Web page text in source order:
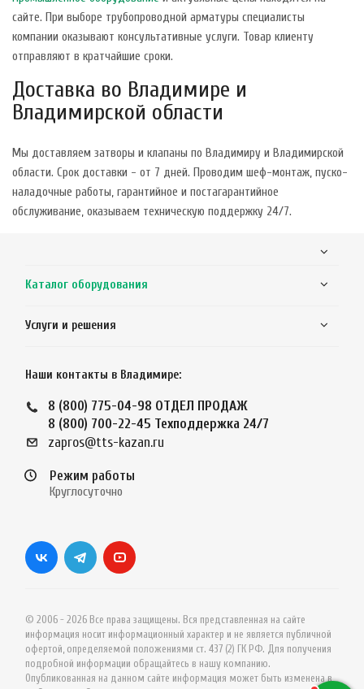
сайте. При выборе трубопроводной арматуры специалисты
компании оказывают консультативные услуги. Товар клиенту
отправляют в кратчайшие сроки.
Доставка во Владимире и
Владимирской области
Мы доставляем затворы и клапаны по Владимиру и Владимирской
области. Срок доставки - от 7 дней. Проводим шеф-монтаж, пуско-
наладочные работы, гарантийное и постагарантийное
обслуживание, оказываем техническую поддержку 24/7.
Каталог оборудования
Услуги и решения
Наши контакты в Владимире:
8 (800) 775-04-98 ОТДЕЛ ПРОДАЖ
8 (800) 700-22-45 Техподдержка 24/7
zapros@tts-kazan.ru
Режим работы
Круглосуточно
© 2006 - 2026 Все права защищены. Вся представленная на сайте
информация носит информационный характер и не является публичной
офертой, определяемой положениями ст. 437 (2) ГК РФ. Для получения
подробной информации обращайтесь в нашу компанию.
Опубликованная на данном сайте информация может быть изменена в